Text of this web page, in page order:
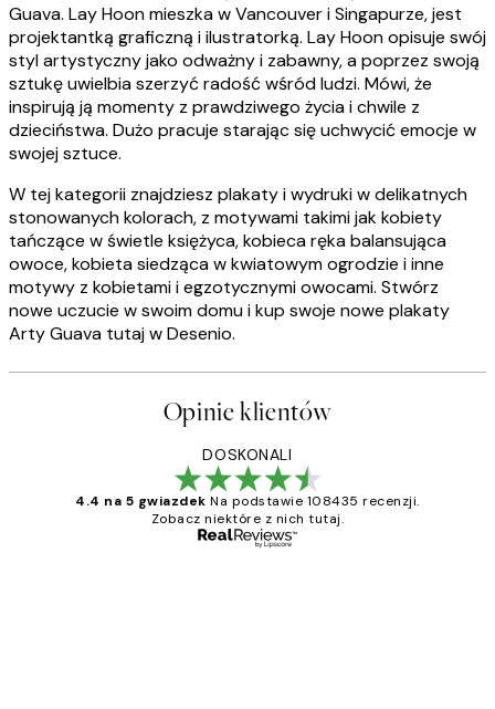
Guava. Lay Hoon mieszka w Vancouver i Singapurze, jest
projektantką graficzną i ilustratorką. Lay Hoon opisuje swój
styl artystyczny jako odważny i zabawny, a poprzez swoją
sztukę uwielbia szerzyć radość wśród ludzi. Mówi, że
inspirują ją momenty z prawdziwego życia i chwile z
dzieciństwa. Dużo pracuje starając się uchwycić emocje w
swojej sztuce.
W tej kategorii znajdziesz plakaty i wydruki w delikatnych
stonowanych kolorach, z motywami takimi jak kobiety
tańczące w świetle księżyca, kobieca ręka balansująca
owoce, kobieta siedząca w kwiatowym ogrodzie i inne
motywy z kobietami i egzotycznymi owocami. Stwórz
nowe uczucie w swoim domu i kup swoje nowe plakaty
Arty Guava tutaj w Desenio.
Opinie klientów
DOSKONALI
4.4 na 5 gwiazdek Na podstawie 108435 recenzji.
Zobacz niektóre z nich tutaj.